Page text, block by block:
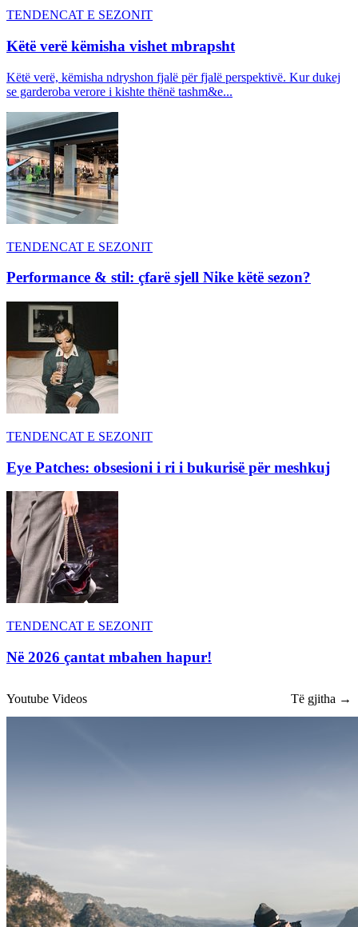
TENDENCAT E SEZONIT
Këtë verë këmisha vishet mbrapsht
Këtë verë, këmisha ndryshon fjalë për fjalë perspektivë. Kur dukej
se garderoba verore i kishte thënë tashm&e...
TENDENCAT E SEZONIT
Performance & stil: çfarë sjell Nike këtë sezon?
TENDENCAT E SEZONIT
Eye Patches: obsesioni i ri i bukurisë për meshkuj
TENDENCAT E SEZONIT
Në 2026 çantat mbahen hapur!
Youtube Videos Të gjitha →